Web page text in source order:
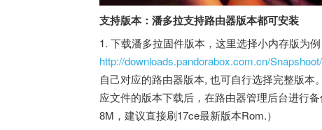
支持版本：潘多拉支持路由器版本都可安装
1. 下载潘多拉固件版本，这里选择小内存版为
http://downloads.pandorabox.com.cn/
自己对应的路由器版本, 也可自行选择完整版本
应文件的版本下载后，在路由器管理后台进行
8M，建议直接刷17ce最新版本Rom.）